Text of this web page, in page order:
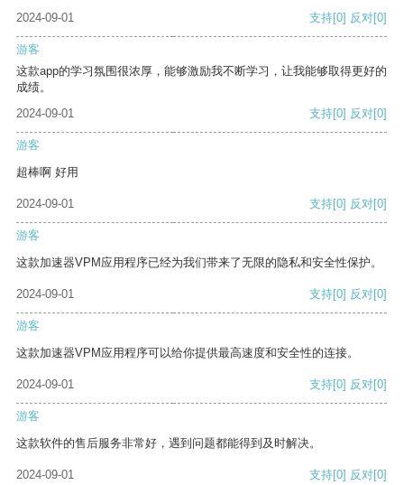
2024-09-01
支持[0] 反对[0]
游客
这款app的学习氛围很浓厚，能够激励我不断学习，让我能够取得更好的
成绩。
2024-09-01
支持[0] 反对[0]
游客
超棒啊 好用
2024-09-01 支持[0] 反对[0]
游客
这款加速器VPM应用程序已经为我们带来了无限的隐私和安全性保护。
2024-09-01 支持[0] 反对[0]
游客
这款加速器VPM应用程序可以给你提供最高速度和安全性的连接。
2024-09-01 支持[0] 反对[0]
游客
这款软件的售后服务非常好，遇到问题都能得到及时解决。
2024-09-01 支持[0] 反对[0]